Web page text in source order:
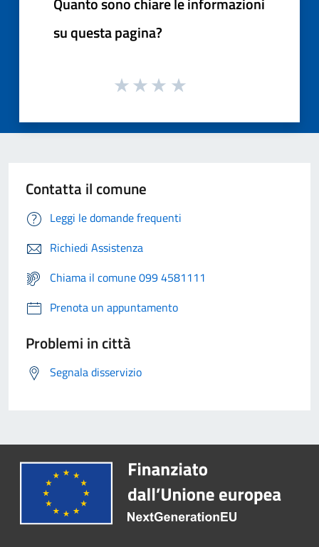
su questa pagina?
Contatta il comune
Leggi le domande frequenti
Richiedi Assistenza
Chiama il comune 099 4581111
Prenota un appuntamento
Problemi in città
Segnala disservizio